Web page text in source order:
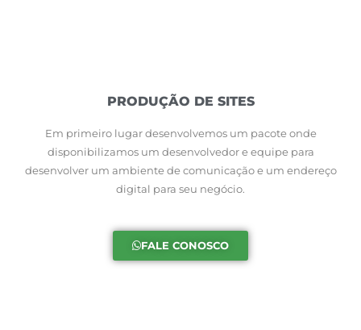
PRODUÇÃO DE SITES
Em primeiro lugar desenvolvemos um pacote onde
disponibilizamos um desenvolvedor e equipe para
desenvolver um ambiente de comunicação e um endereço
digital para seu negócio.
FALE CONOSCO